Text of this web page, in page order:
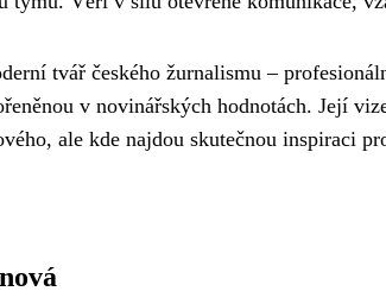
tvář českého žurnalismu –
v novinářských hodnotách. Její
ale kde najdou skutečnou inspiraci